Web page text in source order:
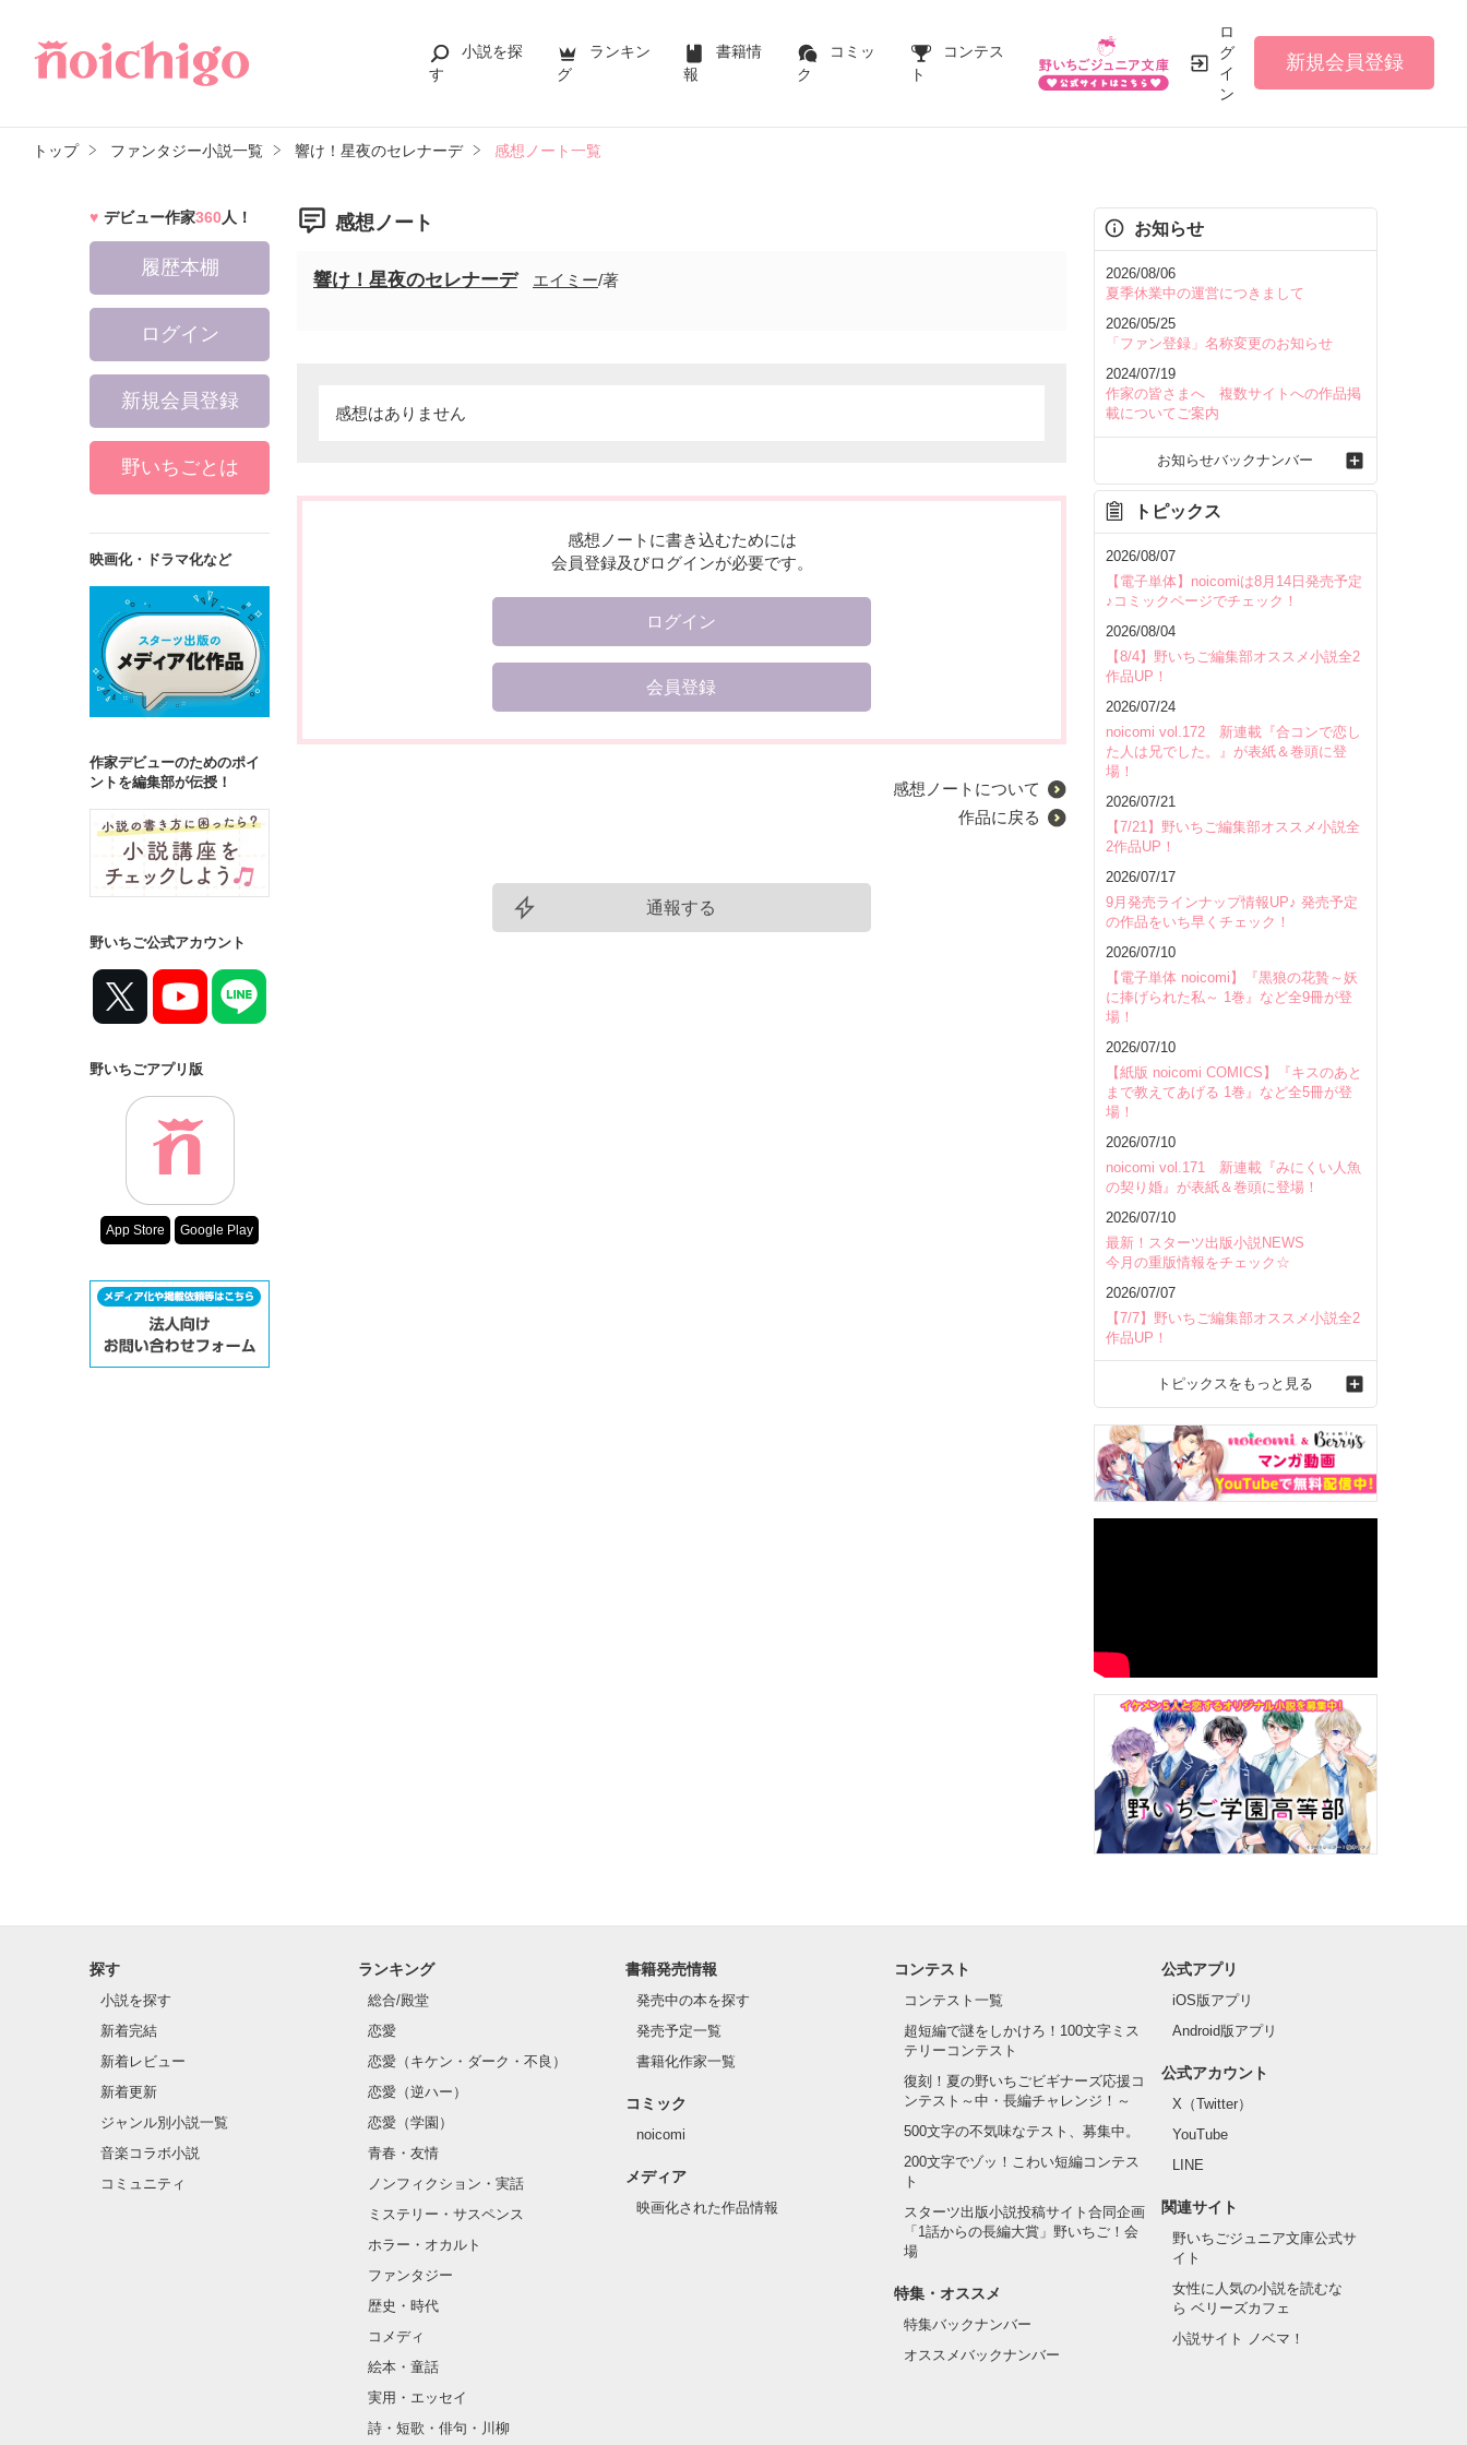
小説を探
す
ランキン
グ
書籍情
報
コミッ
ク
コンテス
ト
ロ
グ
イ
ン
新規会員登録
トップ ファンタジー小説一覧 響け！星夜のセレナーデ 感想ノート一覧
感想ノート
響け！星夜のセレナーデ エイミー/著
感想はありません
感想ノートに書き込むためには
会員登録及びログインが必要です。
ログイン
会員登録
感想ノートについて
作品に戻る
通報する
デビュー作家360人！
履歴本棚
ログイン
新規会員登録
野いちごとは
映画化・ドラマ化など
作家デビューのためのポイ
ントを編集部が伝授！
野いちご公式アカウント
野いちごアプリ版
App Store Google Play
お知らせ
2026/08/06
夏季休業中の運営につきまして
2026/05/25
「ファン登録」名称変更のお知らせ
2024/07/19
作家の皆さまへ 複数サイトへの作品掲
載についてご案内
お知らせバックナンバー
トピックス
2026/08/07
【電子単体】noicomiは8月14日発売予定
♪コミックページでチェック！
2026/08/04
【8/4】野いちご編集部オススメ小説全2
作品UP！
2026/07/24
noicomi vol.172 新連載『合コンで恋し
た人は兄でした。』が表紙＆巻頭に登
場！
2026/07/21
【7/21】野いちご編集部オススメ小説全
2作品UP！
2026/07/17
9月発売ラインナップ情報UP♪ 発売予定
の作品をいち早くチェック！
2026/07/10
【電子単体 noicomi】『黒狼の花贄～妖
に捧げられた私～ 1巻』など全9冊が登
場！
2026/07/10
【紙版 noicomi COMICS】『キスのあと
まで教えてあげる 1巻』など全5冊が登
場！
2026/07/10
noicomi vol.171 新連載『みにくい人魚
の契り婚』が表紙＆巻頭に登場！
2026/07/10
最新！スターツ出版小説NEWS
今月の重版情報をチェック☆
2026/07/07
【7/7】野いちご編集部オススメ小説全2
作品UP！
トピックスをもっと見る
探す
小説を探す
新着完結
新着レビュー
新着更新
ジャンル別小説一覧
音楽コラボ小説
コミュニティ
ランキング
総合/殿堂
恋愛
恋愛（キケン・ダーク・不良）
恋愛（逆ハー）
恋愛（学園）
青春・友情
ノンフィクション・実話
ミステリー・サスペンス
ホラー・オカルト
ファンタジー
歴史・時代
コメディ
絵本・童話
実用・エッセイ
詩・短歌・俳句・川柳
書籍発売情報
発売中の本を探す
発売予定一覧
書籍化作家一覧
コミック
noicomi
メディア
映画化された作品情報
コンテスト
コンテスト一覧
超短編で謎をしかけろ！100文字ミス
テリーコンテスト
復刻！夏の野いちごビギナーズ応援コ
ンテスト～中・長編チャレンジ！～
500文字の不気味なテスト、募集中。
200文字でゾッ！こわい短編コンテス
ト
スターツ出版小説投稿サイト合同企画
「1話からの長編大賞」野いちご！会
場
特集・オススメ
特集バックナンバー
オススメバックナンバー
公式アプリ
iOS版アプリ
Android版アプリ
公式アカウント
X（Twitter）
YouTube
LINE
関連サイト
野いちごジュニア文庫公式サ
イト
女性に人気の小説を読むな
ら ベリーズカフェ
小説サイト ノベマ！